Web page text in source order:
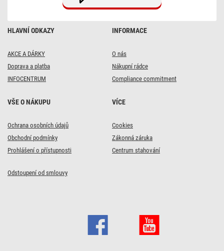
HLAVNÍ ODKAZY
AKCE A DÁRKY
Doprava a platba
INFOCENTRUM
INFORMACE
O nás
Nákupní rádce
Compliance commitment
VŠE O NÁKUPU
Ochrana osobních údajů
Obchodní podmínky
Prohlášení o přístupnosti
VÍCE
Cookies
Zákonná záruka
Centrum stahování
Odstoupení od smlouvy